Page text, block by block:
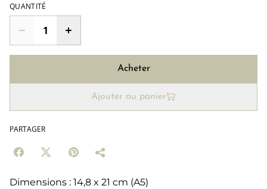
QUANTITÉ
Acheter
Ajouter au panier
PARTAGER
Dimensions : 14,8 x 21 cm (A5)